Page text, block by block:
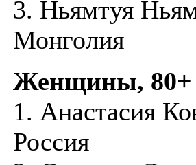
3. Ньямтуя
Монголия
Женщины, 80+
1. Анастасия
Россия